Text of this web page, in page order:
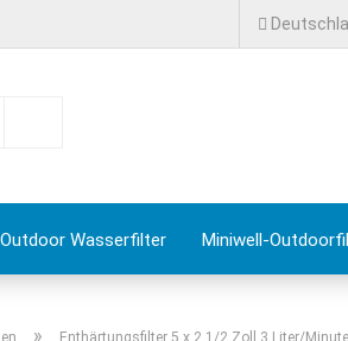
Outdoor Wasserfilter Miniwell-
» Enthärtungsfilter 5 x 2 1/2 Zoll 3 Liter/Minute